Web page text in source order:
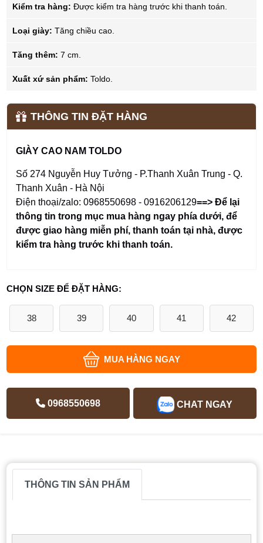
Kiểm tra hàng: Được kiểm tra hàng trước khi thanh toán.
Loại giày: Tăng chiều cao.
Tăng thêm: 7 cm.
Xuất xứ sản phẩm: Toldo.
THÔNG TIN ĐẶT HÀNG
GIÀY CAO NAM TOLDO
Số 274 Nguyễn Huy Tưởng - P.Thanh Xuân Trung - Q.
Thanh Xuân - Hà Nội
Điện thoại/zalo: 0968550698 - 0916206129==> Để lại
thông tin trong mục mua hàng ngay phía dưới,để
được giao hàng miễn phí, thanh toán tại nhà, được
kiểm tra hàng trước khi thanh toán.
CHỌN SIZE ĐỂ ĐẶT HÀNG:
38 39 40 41 42
MUA HÀNG NGAY
0968550698 CHAT NGAY
THÔNG TIN SẢN PHẨM